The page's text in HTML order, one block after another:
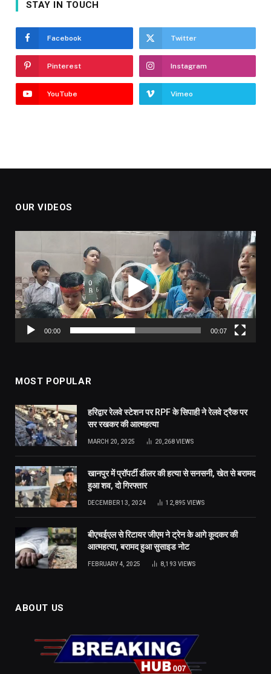
STAY IN TOUCH
Facebook Twitter
Pinterest Instagram
YouTube Vimeo
OUR VIDEOS
00:00 00:07
MOST POPULAR
हरिद्वार रेलवे स्टेशन पर RPF के सिपाही ने रेलवे ट्रैक पर
सर रखकर की आत्महत्या
MARCH 20, 2025 20,268VIEWS
खानपुर में प्रॉपर्टी डीलर की हत्या से सनसनी, खेत से बरामद
हुआ शव, दो गिरफ्तार
DECEMBER 13, 2024 12,895 VIEWS
बीएचईएल से रिटायर जीएम ने ट्रेन के आगे कूदकर की
आत्महत्या, बरामद हुआ सुसाइड नोट
FEBRUARY 4, 2025 8,193 VIEWS
ABOUT US